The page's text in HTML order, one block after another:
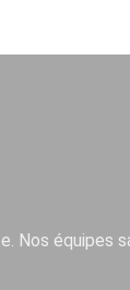
Nos équipes